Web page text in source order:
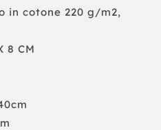
in cotone 220 g/m2,
8 CM